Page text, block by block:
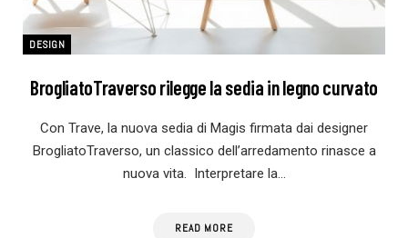
DESIGN
BrogliatoTraverso rilegge la sedia in legno curvato
Con Trave, la nuova sedia di Magis firmata dai designer
BrogliatoTraverso, un classico dell’arredamento rinasce a
nuova vita. Interpretare la…
READ MORE